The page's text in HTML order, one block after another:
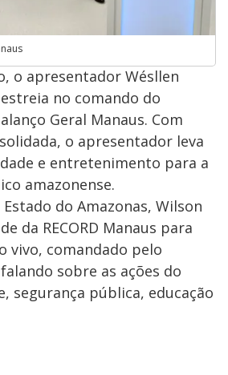
o apresentador Wésllen
no comando do
Geral Manaus. Com
o apresentador leva
e entretenimento para a
amazonense.
do Amazonas, Wilson
da RECORD Manaus para
vivo, comandado pelo
sobre as ações do
segurança pública, educação